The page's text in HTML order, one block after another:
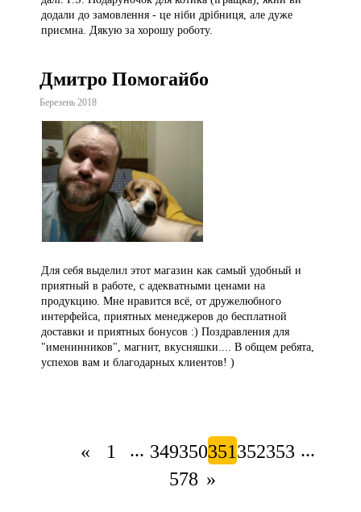
додали до замовлення - це ніби дрібниця, але дуже
приємна. Дякую за хорошу роботу.
Дмитро Помогайбо
Березень 2018
Для себя выделил этот магазин как самый удобный и
приятный в работе, с адекватными ценами на
продукцию. Мне нравится всё, от дружелюбного
интерфейса, приятных менеджеров до бесплатной
доставки и приятных бонусов :) Поздравления для
"именинников", магнит, вкусняшки.... В общем ребята,
успехов вам и благодарных клиентов! )
« 1 ... 349350351352353 ...
578 »